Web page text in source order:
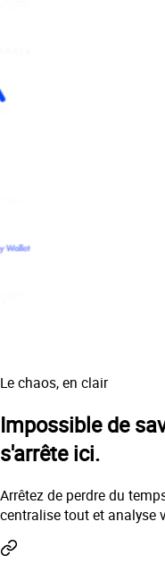
Le chaos, en clair
Impossible de
s'arrête ici.
Arrêtez de perdre du
centralise tout et analyse